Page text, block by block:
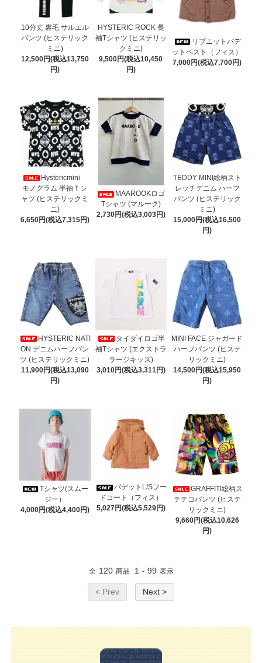
10分丈 裏毛 サルエル
パンツ (ヒステリック
ミニ)
12,500円(税込13,750
円)
HYSTERIC ROCK 長
袖Tシャツ (ヒステリッ
クミニ)
9,500円(税込10,450
円)
リブニットパデ
ットベスト（フィス）
7,000円(税込7,700円)
Hystericmini
モノグラム 半袖Ｔシ
ャツ (ヒステリックミ
ニ)
6,650円(税込7,315円)
MAAROOKロゴ
Tシャツ (マルーク)
2,730円(税込3,003円)
TEDDY MINI総柄スト
レッチデニム ハーフ
パンツ (ヒステリック
ミニ)
15,000円(税込16,500
円)
HYSTERIC NATI
ON デニムハーフパン
ツ (ヒステリックミニ)
11,900円(税込13,090
円)
タイダイロゴ半
袖Tシャツ (エクストラ
ラージキッズ)
3,010円(税込3,311円)
MINI FACE ジャガード
ハーフパンツ (ヒステ
リックミニ)
14,500円(税込15,950
円)
Tシャツ(スムー
ジー）
4,000円(税込4,400円)
パデットL/Sフー
ドコート（フィス）
5,027円(税込5,529円)
GRAFFITI総柄ス
テテコパンツ (ヒステ
リックミニ)
9,660円(税込10,626
円)
全 120 商品 1 - 99 表示
< Prev Next >